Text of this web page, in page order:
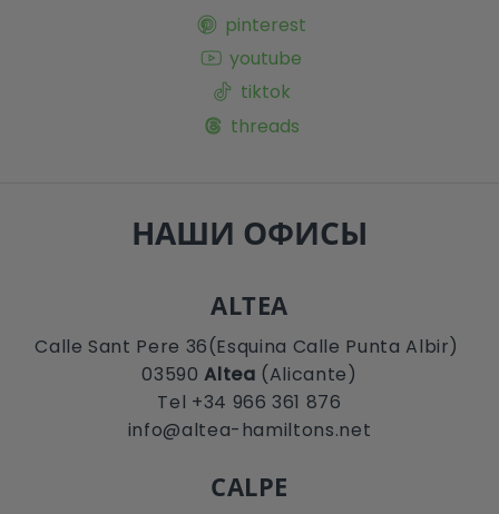
pinterest
youtube
tiktok
threads
НАШИ ОФИСЫ
ALTEA
Calle Sant Pere 36(Esquina Calle Punta Albir)
03590Altea (Alicante)
Tel +34 966 361 876
info@altea-hamiltons.net
CALPE